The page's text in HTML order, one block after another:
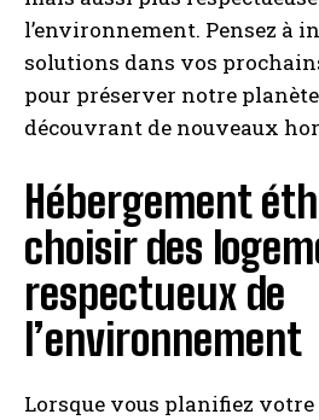
l’environnement. Pensez à
solutions dans vos
pour préserver notre
découvrant de nouveaux
Hébergement
choisir des
respectueux de
l’environnement
Lorsque vous planifiez